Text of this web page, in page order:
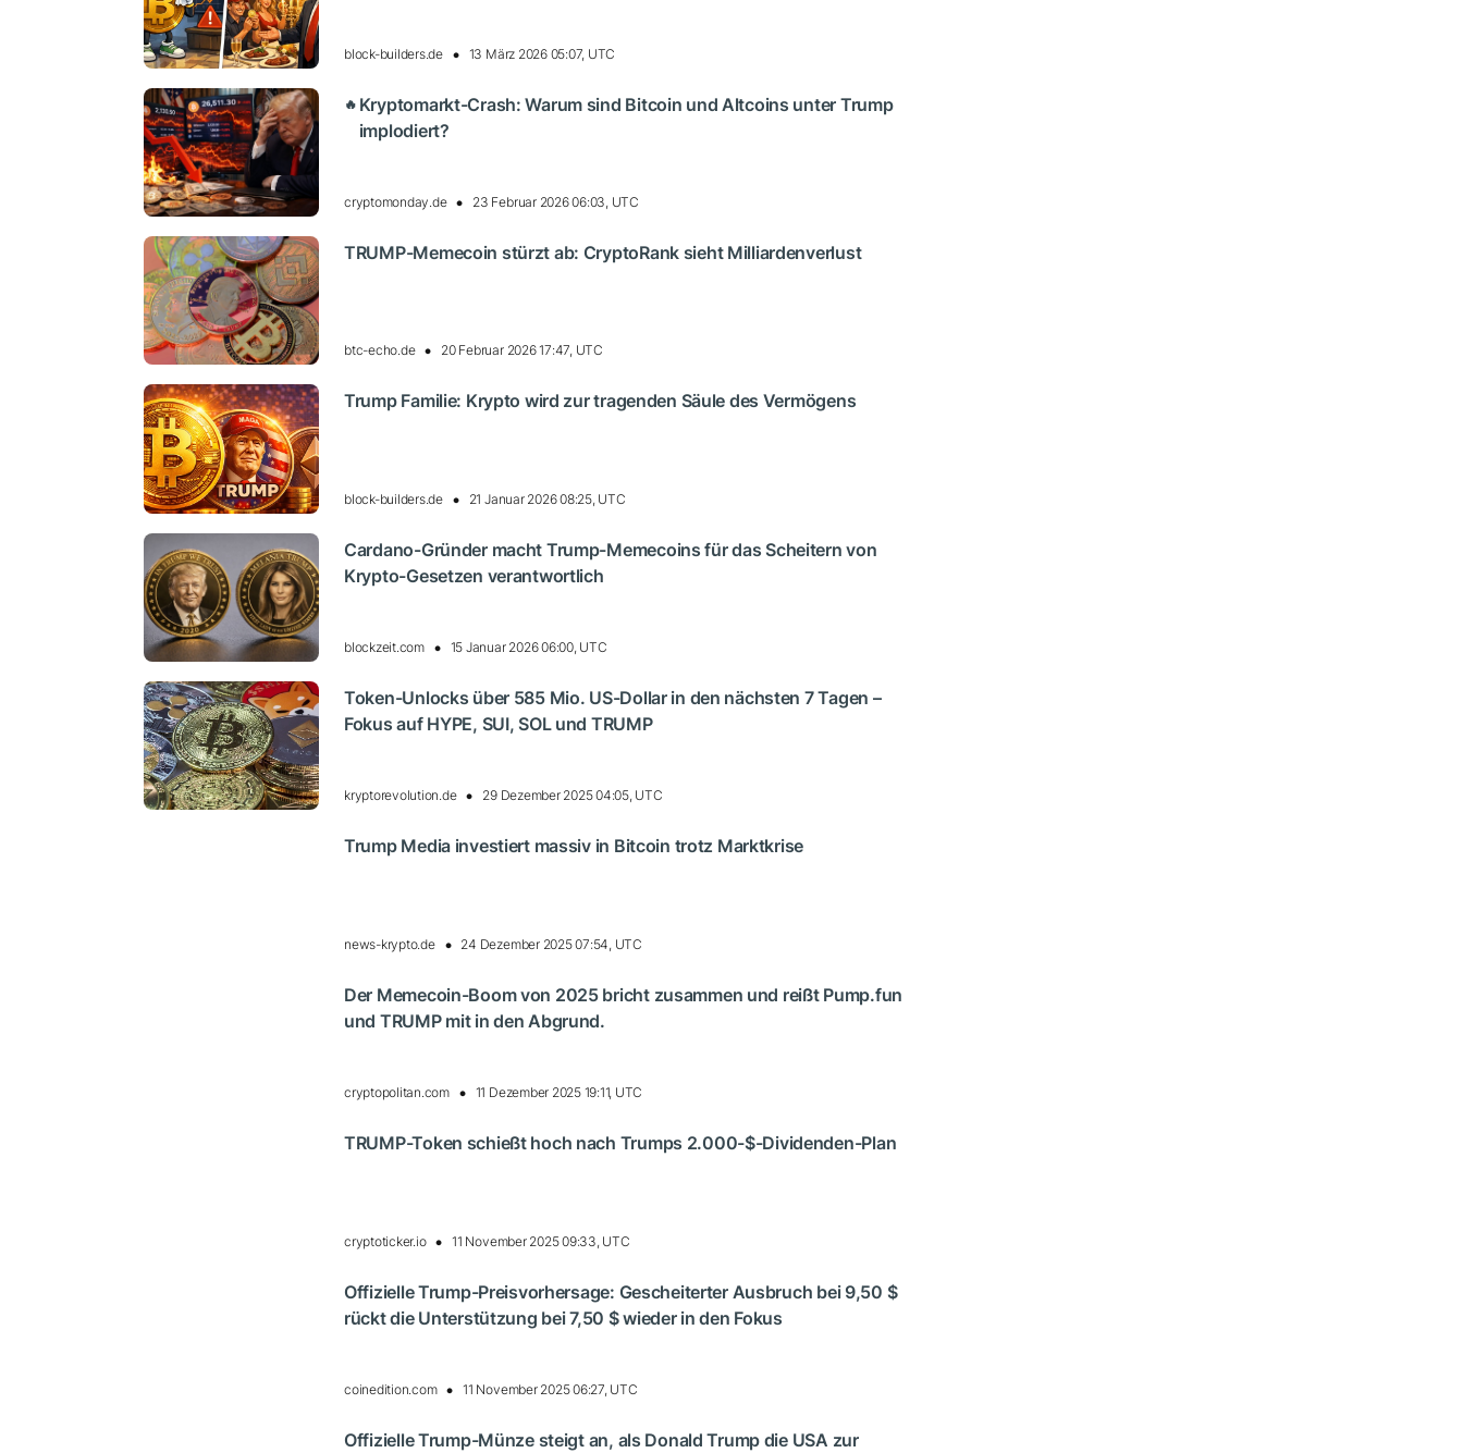
block-builders.de 13 März 2026 05:07, UTC
🔥 Kryptomarkt-Crash: Warum sind Bitcoin und Altcoins unter Trump
implodiert?
cryptomonday.de 23 Februar 2026 06:03, UTC
TRUMP-Memecoin stürzt ab: CryptoRank sieht Milliardenverlust
btc-echo.de 20 Februar 2026 17:47, UTC
Trump Familie: Krypto wird zur tragenden Säule des Vermögens
block-builders.de 21 Januar 2026 08:25, UTC
Cardano-Gründer macht Trump-Memecoins für das Scheitern von
Krypto-Gesetzen verantwortlich
blockzeit.com 15 Januar 2026 06:00, UTC
Token-Unlocks über 585 Mio. US-Dollar in den nächsten 7 Tagen –
Fokus auf HYPE, SUI, SOL und TRUMP
kryptorevolution.de 29 Dezember 2025 04:05, UTC
Trump Media investiert massiv in Bitcoin trotz Marktkrise
news-krypto.de 24 Dezember 2025 07:54, UTC
Der Memecoin-Boom von 2025 bricht zusammen und reißt Pump.fun
und TRUMP mit in den Abgrund.
cryptopolitan.com 11 Dezember 2025 19:11, UTC
TRUMP-Token schießt hoch nach Trumps 2.000-$-Dividenden-Plan
cryptoticker.io 11 November 2025 09:33, UTC
Offizielle Trump-Preisvorhersage: Gescheiterter Ausbruch bei 9,50 $
rückt die Unterstützung bei 7,50 $ wieder in den Fokus
coinedition.com 11 November 2025 06:27, UTC
Offizielle Trump-Münze steigt an, als Donald Trump die USA zur